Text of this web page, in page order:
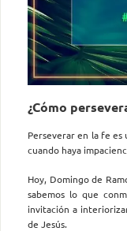
¿Cómo
Perseverar en la fe es
cuando haya
Hoy, Domingo de
sabemos lo que
invitación a
de Jesús.